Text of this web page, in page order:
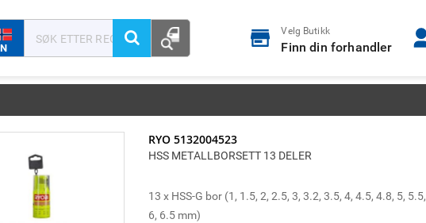
N
Velg Butikk
Finn din forhandler
RYO 5132004523
HSS METALLBORSETT 13 DELER
13 x HSS-G bor (1, 1.5, 2, 2.5, 3, 3.2, 3.5, 4, 4.5, 4.8, 5, 5.5,
6, 6.5 mm)